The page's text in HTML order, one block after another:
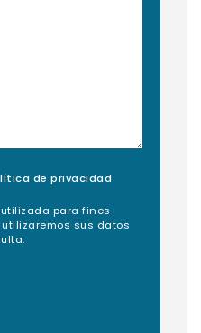
de privacidad
para fines
sus datos